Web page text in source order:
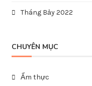
Tháng Bảy 2022
CHUYÊN MỤC
Ẩm thực